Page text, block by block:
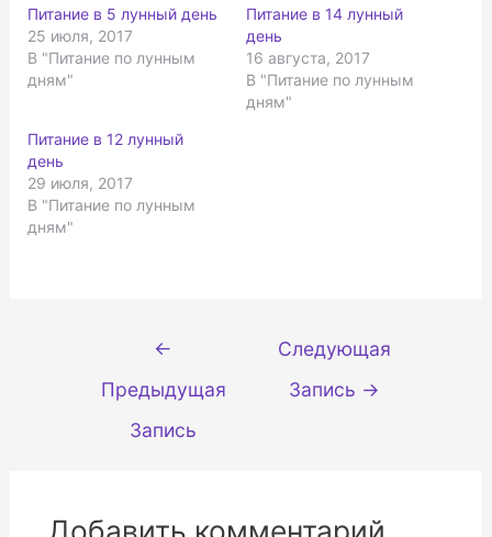
Питание в 5 лунный день
25 июля, 2017
В "Питание по лунным
дням"
Питание в 14 лунный
день
16 августа, 2017
В "Питание по лунным
дням"
Питание в 12 лунный
день
29 июля, 2017
В "Питание по лунным
дням"
Навигация
записям
←
Предыдущая
Запись
Следующая
Запись →